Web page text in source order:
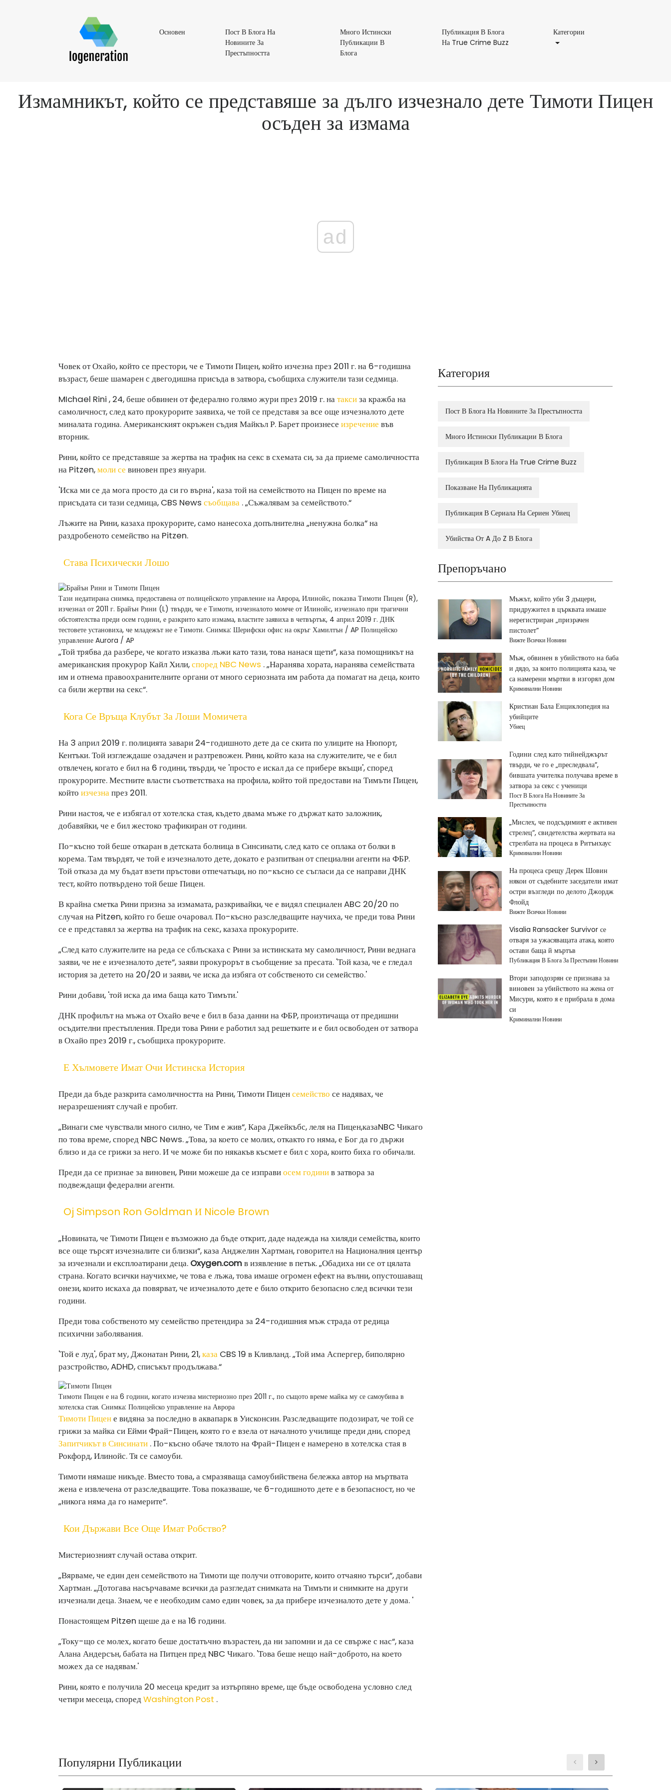
ОсновенОсновен
Пост В Блога На
Новините За
ПрестъпносттаПост
За
Много Истински
Публикации В
БлогаМного
Публикация В Блога
На True Crime Buzz
Buzz
Категории
Измамникът, който се представяше за дълго изчезнало дете Тимоти Пицен
осъден за измама
ad
Човек от Охайо, който се престори, че е Тимоти Пицен, който изчезна през 2011 г. на 6-годишна
възраст, беше шамарен с двегодишна присъда в затвора, съобщиха служители тази седмица.
MIchael Rini , 24, беше обвинен от федерално голямо жури през 2019 г. натаксиза кражба на
самоличност, след като прокурорите заявиха, че той се представя за все още изчезналото дете
миналата година. Американският окръжен съдия Майкъл Р. Барет произнесе изречение във
вторник.
Рини, който се представяше за жертва на трафик на секс в схемата си, за да приеме самоличността
на Pitzen,моли се виновен през януари.
'Иска ми се да мога просто да си го върна', каза той на семейството на Пицен по време на
присъдата си тази седмица, CBS News съобщава . „Съжалявам за семейството.“
Лъжите на Рини, казаха прокурорите, само нанесоха допълнителна „ненужна болка“ на
раздробеното семейство на Pitzen.
Става Психически Лошо
Тази недатирана снимка, предоставена от полицейското управление на Аврора, Илинойс, показва Тимоти Пицен (R),
изчезнал от 2011 г. Брайън Рини (L) твърди, че е Тимоти, изчезналото момче от Илинойс, изчезнало при трагични
обстоятелства преди осем години, е разкрито като измама, властите заявиха в четвъртък, 4 април 2019 г. ДНК
тестовете установиха, че младежът не е Тимоти. Снимка: Шерифски офис на окръг Хамилтън / AP Полицейско
управление Aurora / AP
„Той трябва да разбере, че когато изказва лъжи като тази, това нанася щети“, каза помощникът на
американския прокурор Кайл Хили,според NBC News . „Наранява хората, наранява семействата
им и отнема правоохранителните органи от много сериозната им работа да помагат на деца, които
са били жертви на секс“.
Кога Се Връща Клубът За Лоши Момичета
На 3 април 2019 г. полицията завари 24-годишното дете да се скита по улиците на Нюпорт,
Кентъки. Той изглеждаше озадачен и разтревожен. Рини, който каза на служителите, че е бил
отвлечен, когато е бил на 6 години, твърди, че 'просто е искал да се прибере вкъщи', според
прокурорите. Местните власти съответстваха на профила, който той предостави на Тимъти Пицен,
който изчезнапрез 2011.
Рини настоя, че е избягал от хотелска стая, където двама мъже го държат като заложник,
добавяйки, че е бил жестоко трафикиран от години.
По-късно той беше откаран в детската болница в Синсинати, след като се оплака от болки в
корема. Там твърдят, че той е изчезналото дете, докато е разпитван от специални агенти на ФБР.
Той отказа да му бъдат взети пръстови отпечатъци, но по-късно се съгласи да се направи ДНК
тест, който потвърдено той беше Пицен.
В крайна сметка Рини призна за измамата, разкривайки, че е видял специален ABC 20/20 по
случая на Pitzen, който го беше очаровал. По-късно разследващите научиха, че преди това Рини
се е представял за жертва на трафик на секс, казаха прокурорите.
„След като служителите на реда се сблъскаха с Рини за истинската му самоличност, Рини веднага
заяви, че не е изчезналото дете“, заяви прокурорът в съобщение за пресата. 'Той каза, че е гледал
история за детето на 20/20 и заяви, че иска да избяга от собственото си семейство.'
Рини добави, 'той иска да има баща като Тимъти.'
ДНК профилът на мъжа от Охайо вече е бил в база данни на ФБР, произтичаща от предишни
осъдителни престъпления. Преди това Рини е работил зад решетките и е бил освободен от затвора
в Охайо през 2019 г., съобщиха прокурорите.
Е Хълмовете Имат Очи Истинска История
Преди да бъде разкрита самоличността на Рини, Тимоти Пиценсемейство се надявах, че
неразрешеният случай е пробит.
„Винаги сме чувствали много силно, че Тим е жив“, Кара Джейкъбс, леля на Пицен,казаNBC Чикаго
по това време, според NBC News. „Това, за което се молих, откакто го няма, е Бог да го държи
близо и да се грижи за него. И че може би по някакъв късмет е бил с хора, които биха го обичали.
Преди да се признае за виновен, Рини можеше да се изправиосем годинив затвора за
подвеждащи федерални агенти.
Oj Simpson Ron Goldman И Nicole Brown
„Новината, че Тимоти Пицен е възможно да бъде открит, даде надежда на хиляди семейства, които
все още търсят изчезналите си близки“, каза Анджелин Хартман, говорител на Националния център
за изчезнали и експлоатирани деца. Oxygen.comв изявление в петък. „Обадиха ни се от цялата
страна. Когато всички научихме, че това е лъжа, това имаше огромен ефект на вълни, опустошаващ
онези, които искаха да повярват, че изчезналото дете е било открито безопасно след всички тези
години.
Преди това собственото му семейство претендира за 24-годишния мъж страда от редица
психични заболявания.
'Той е луд', брат му, Джонатан Рини, 21,каза CBS 19 в Кливланд. „Той има Аспергер, биполярно
разстройство, ADHD, списъкът продължава.“
Тимоти Пицен е на 6 години, когато изчезва мистериозно през 2011 г., по същото време майка му се самоубива в
хотелска стая. Снимка: Полицейско управление на Аврора
Тимоти Пицене видяна за последно в аквапарк в Уисконсин. Разследващите подозират, че той се
грижи за майка си Ейми Фрай-Пицен, която го е взела от началното училище преди дни, според
Запитчикът в Синсинати . По-късно обаче тялото на Фрай-Пицен е намерено в хотелска стая в
Рокфорд, Илинойс. Тя се самоуби.
Тимоти нямаше никъде. Вместо това, а смразяваща самоубийствена бележка автор на мъртвата
жена е извлечена от разследващите. Това показваше, че 6-годишното дете е в безопасност, но че
„никога няма да го намерите“.
Кои Държави Все Още Имат Робство?
Мистериозният случай остава открит.
„Вярваме, че един ден семейството на Тимоти ще получи отговорите, които отчаяно търси“, добави
Хартман. „Дотогава насърчаваме всички да разгледат снимката на Тимъти и снимките на други
изчезнали деца. Знаем, че е необходим само един човек, за да прибере изчезналото дете у дома. '
Понастоящем Pitzen щеше да е на 16 години.
„Току-що се молех, когато беше достатъчно възрастен, да ни запомни и да се свърже с нас“, каза
Алана Андерсън, бабата на Питцен пред NBC Чикаго. 'Това беше нещо най-доброто, на което
можех да се надявам.'
Рини, която е получила 20 месеца кредит за изтърпяно време, ще бъде освободена условно след
четири месеца, споредWashington Post .
Категория
Пост В Блога На Новините За Престъпността
Много Истински Публикации В Блога
Публикация В Блога На True Crime Buzz
Показване На Публикацията
Публикация В Сериала На Сериен Убиец
Убийства От A До Z В Блога
Препоръчано
Мъжът, който уби 3 дъщери,
придружител в църквата имаше
нерегистриран „призрачен
пистолет“
Вижте Всички Новини
Мъж, обвинен в убийството на баба
и дядо, за които полицията каза, че
са намерени мъртви в изгорял дом
Криминални Новини
Кристиан Бала Енциклопедия на
убийците
Убиец
Години след като тийнейджърът
твърди, че го е „преследвала“,
бившата учителка получава време в
затвора за секс с ученици
Пост В Блога На Новините За
Престъпността
„Мислех, че подсъдимият е активен
стрелец“, свидетелства жертвата на
стрелбата на процеса в Ритънхаус
Криминални Новини
На процеса срещу Дерек Шовин
някои от съдебните заседатели имат
остри възгледи по делото Джордж
Флойд
Вижте Всички Новини
Visalia Ransacker Survivor се
отваря за ужасяващата атака, която
остави баща й мъртъв
Публикация В Блога За Престъпни Новини
Втори заподозрян се признава за
виновен за убийството на жена от
Мисури, която я е прибрала в дома
си
Криминални Новини
Популярни Публикации